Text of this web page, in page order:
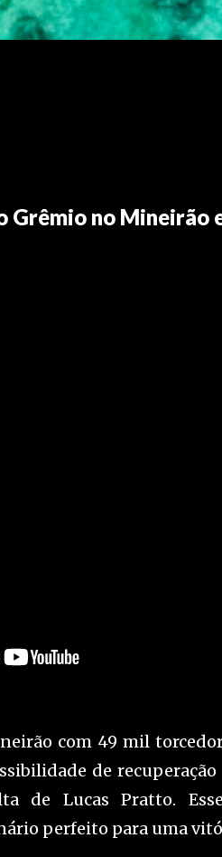
no Mineirão
com 49 mil
de
de Lucas Pratto.
perfeito para uma